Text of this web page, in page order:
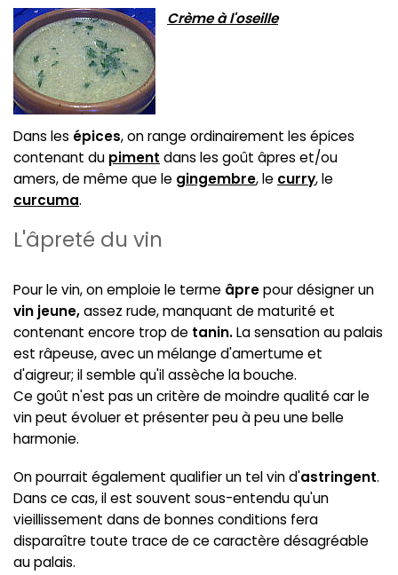
Crème à l'oseille
Dans les épices, on range ordinairement les épices
contenant du piment dans les goût âpres et/ou
amers, de même que le gingembre, le curry, le
curcuma.
L'âpreté du vin
Pour le vin, on emploie le terme âprepour désigner un
vin jeune,assez rude, manquant de maturité et
contenant encore trop de tanin.La sensation au palais
est râpeuse, avec un mélange d'amertume et
d'aigreur; il semble qu'il assèche la bouche.
Ce goût n'est pas un critère de moindre qualité car le
vin peut évoluer et présenter peu à peu une belle
harmonie.
On pourrait également qualifier un tel vin d'astringent.
Dans ce cas, il est souvent sous-entendu qu'un
vieillissement dans de bonnes conditions fera
disparaître toute trace de ce caractère désagréable
au palais.